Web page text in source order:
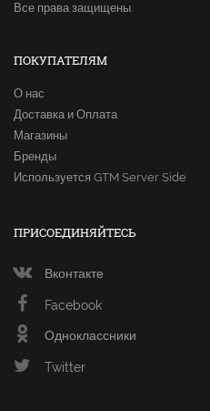
Все права защищены.
ПОКУПАТЕЛЯМ
О нас
Доставка и Оплата
Магазины
Бренды
Используется GTM Server Side
ПРИСОЕДИНЯЙТЕСЬ
Вконтакте
Facebook
Одноклассники
Twitter